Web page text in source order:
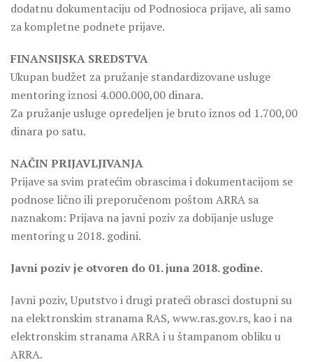
dodatnu dokumentaciju od Podnosioca prijave, ali samo
za kompletne podnete prijave.
FINANSIJSKA SREDSTVA
Ukupan budžet za pružanje standardizovane usluge
mentoring iznosi 4.000.000,00 dinara.
Za pružanje usluge opredeljen je bruto iznos od 1.700,00
dinara po satu.
NAČIN PRIJAVLJIVANJA
Prijave sa svim pratećim obrascima i dokumentacijom se
podnose lično ili preporučenom poštom ARRA sa
naznakom: Prijava na javni poziv za dobijanje usluge
mentoring u 2018. godini.
Javni poziv je otvoren do 01. juna 2018. godine.
Javni poziv, Uputstvo i drugi prateći obrasci dostupni su
na elektronskim stranama RAS, www.ras.gov.rs, kao i na
elektronskim stranama ARRA i u štampanom obliku u
ARRA.